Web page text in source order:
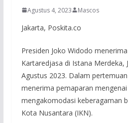
Agustus 4, 2023 Mascos
Jakarta, Poskita.co
Presiden Joko Widodo
Kartaredjasa di Istana Merdeka,
Agustus 2023. Dalam
menerima pemaparan
mengakomodasi keberagaman
Kota Nusantara (IKN).